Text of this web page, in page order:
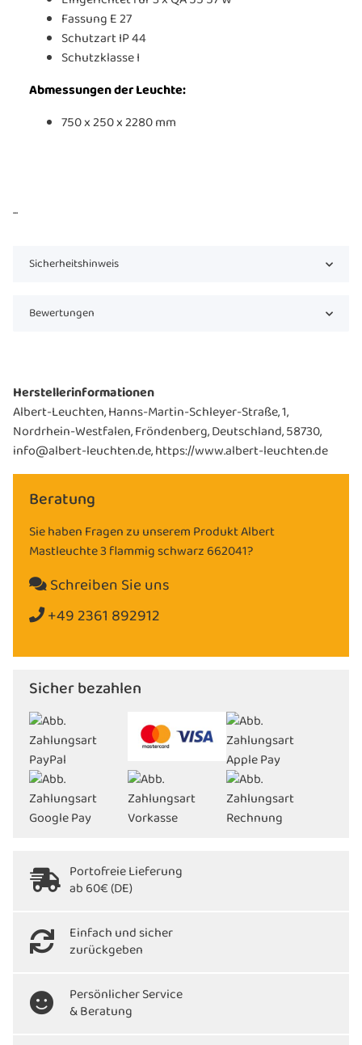
Fassung E 27
Schutzart IP 44
Schutzklasse I
Abmessungen der Leuchte:
750 x 250 x 2280 mm
...
Sicherheitshinweis
Bewertungen
Herstellerinformationen
Albert-Leuchten, Hanns-Martin-Schleyer-Straße, 1,
Nordrhein-Westfalen, Fröndenberg, Deutschland, 58730,
info@albert-leuchten.de, https://www.albert-leuchten.de
Beratung
Sie haben Fragen zu unserem Produkt Albert
Mastleuchte 3 flammig schwarz 662041?
Schreiben Sie uns
+49 2361 892912
Sicher bezahlen
Portofreie Lieferung
ab 60€ (DE)
Einfach und sicher
zurückgeben
Persönlicher Service
& Beratung